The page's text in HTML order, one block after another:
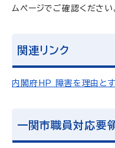
ムページでご確認ください
関連リンク
内閣府HP 障害を理由とす
一関市職員対応要